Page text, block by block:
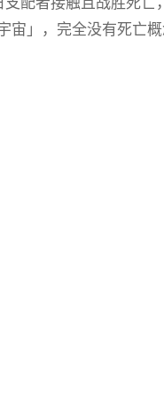
」，完全没有死亡概